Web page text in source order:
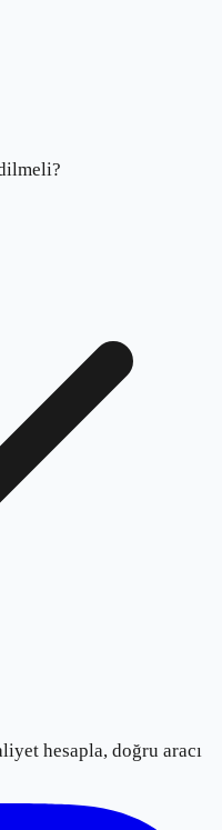
hesapla, doğru aracı